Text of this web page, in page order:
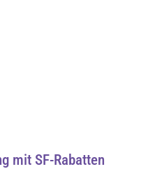
mit SF-Rabatten